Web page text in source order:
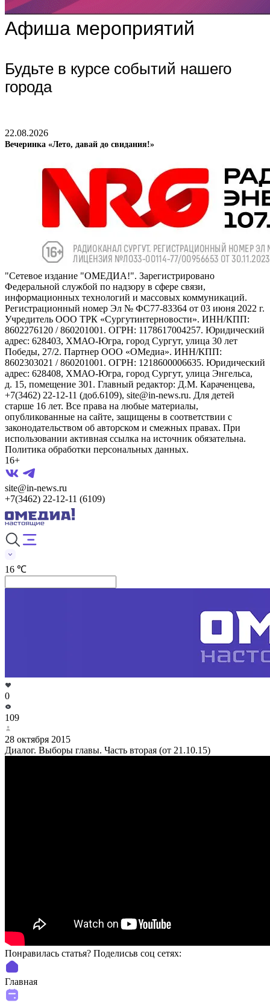
Афиша мероприятий
Будьте в курсе событий нашего
города
22.08.2026
Вечеринка «Лето, давай до свидания!»
"Сетевое издание "ОМЕДИА!". Зарегистрировано
Федеральной службой по надзору в сфере связи,
информационных технологий и массовых коммуникаций.
Регистрационный номер Эл № ФС77-83364 от 03 июня 2022 г.
Учредитель ООО ТРК «Сургутинтерновости». ИНН/КПП:
8602276120 / 860201001. ОГРН: 1178617004257. Юридический
адрес: 628403, ХМАО-Югра, город Сургут, улица 30 лет
Победы, 27/2. Партнер ООО «ОМедиа». ИНН/КПП:
8602303021 / 860201001. ОГРН: 1218600006635. Юридический
адрес: 628408, ХМАО-Югра, город Сургут, улица Энгельса,
д. 15, помещение 301. Главный редактор: Д.М. Караченцева,
+7(3462) 22-12-11 (доб.6109), site@in-news.ru. Для детей
старше 16 лет. Все права на любые материалы,
опубликованные на сайте, защищены в соответствии с
законодательством об авторском и смежных правах. При
использовании активная ссылка на источник обязательна.
Политика обработки персональных данных.
16+
site@in-news.ru
+7(3462) 22-12-11 (6109)
16 ℃
0
109
28 октября 2015
Диалог. Выборы главы. Часть вторая (от 21.10.15)
Понравилась статья? Поделиcьв соц сетях:
Главная